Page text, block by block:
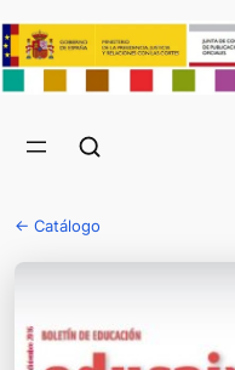
← Catálogo